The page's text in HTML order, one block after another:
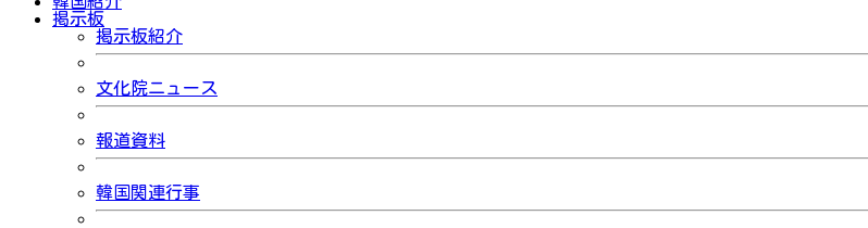
掲示板
掲示板紹介
文化院ニュース
報道資料
韓国関連行事